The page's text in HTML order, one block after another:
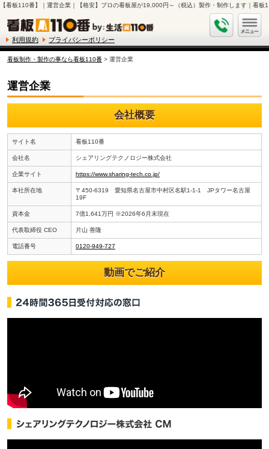
【看板110番】｜運営企業｜【格安】プロの看板屋が19,000円～（税込）製作・制作します｜看板
利用規約 プライバシーポリシー
看板制作・製作の事なら看板110番> 運営企業
運営企業
会社概要
サイト名 看板110番
会社名 シェアリングテクノロジー株式会社
企業サイト https://www.sharing-tech.co.jp/
本社所在地
〒450-6319 愛知県名古屋市中村区名駅1-1-1 JPタワー名古屋
19F
資本金 7億1,641万円 ※2026年6月末現在
代表取締役 CEO 片山 善隆
電話番号 0120-949-727
動画でご紹介